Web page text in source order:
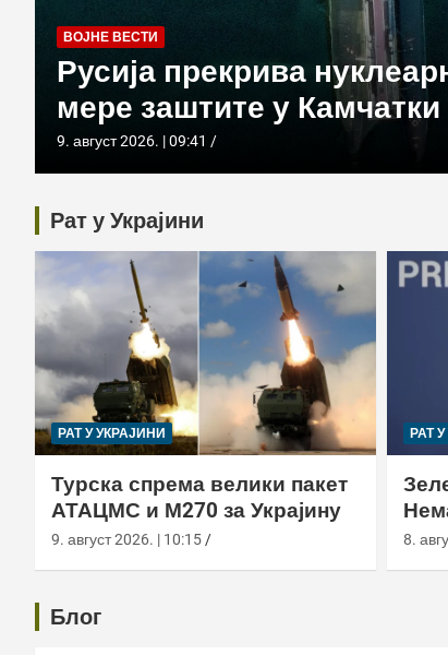
ВОЈНЕ ВЕСТИ
Русија прекрива
мере заштите у
9. август 2026. | 09:41
Рат у Украјини
РАТ У УКРАЈИНИ
Турска спрема велики пакет
АТАЦМС и М270 за Украјину
9. август 2026. | 10:15
РАТ
8.
Блог